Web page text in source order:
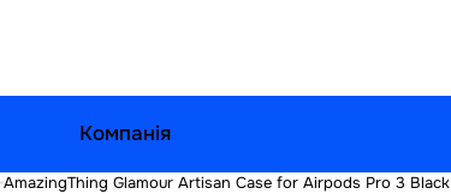
Компанія
AmazingThing Glamour Artisan Case for Airpods Pro 3 Black